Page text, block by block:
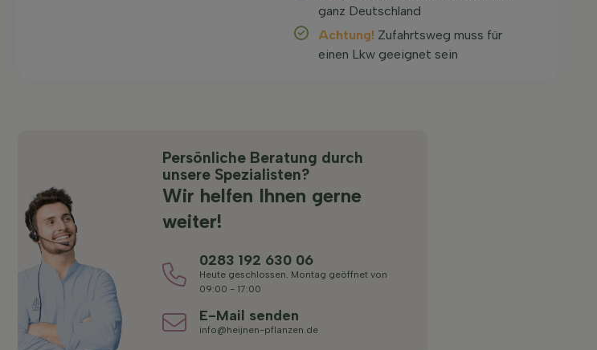
ganz Deutschland
Achtung! Zufahrtsweg muss für
einen Lkw geeignet sein
Persönliche Beratung durch
unsere Spezialisten?
Wir helfen Ihnen gerne
weiter!
0283 192 630 06
Heute geschlossen. Montag geöffnet von
09:00 - 17:00
E-Mail senden
info@heijnen-pflanzen.de